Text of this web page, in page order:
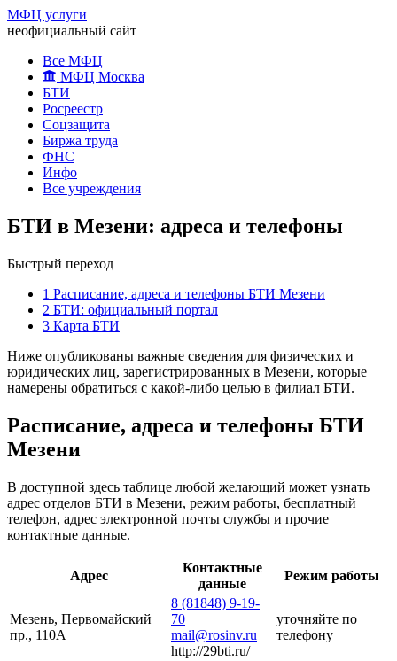
МФЦ услуги
неофициальный сайт
Все МФЦ
МФЦ Москва
БТИ
Росреестр
Соцзащита
Биржа труда
ФНС
Инфо
Все учреждения
БТИ в Мезени: адреса и телефоны
Быстрый переход
1 Расписание, адреса и телефоны БТИ Мезени
2 БТИ: официальный портал
3 Карта БТИ
Ниже опубликованы важные сведения для физических и
юридических лиц, зарегистрированных в Мезени, которые
намерены обратиться с какой-либо целью в филиал БТИ.
Расписание, адреса и телефоны БТИ
Мезени
В доступной здесь таблице любой желающий может узнать
адрес отделов БТИ в Мезени, режим работы, бесплатный
телефон, адрес электронной почты службы и прочие
контактные данные.
Адрес
Контактные
данные
Режим работы
Мезень, Первомайский
пр., 110А
8 (81848) 9-19-
70
mail@rosinv.ru
http://29bti.ru/
уточняйте по
телефону